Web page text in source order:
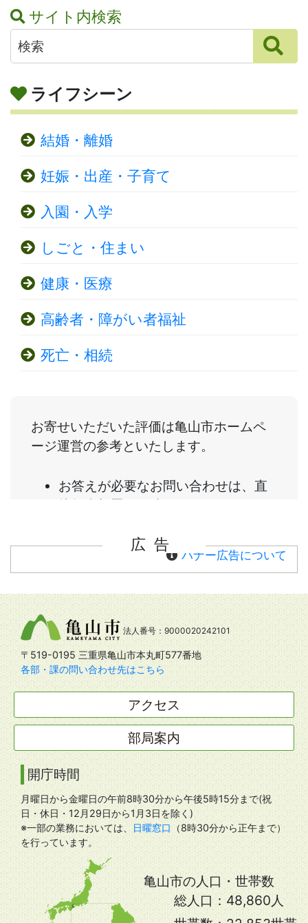
サイト内検索
ライフシーン
結婚・離婚
妊娠・出産・子育て
入園・入学
しごと・住まい
健康・医療
高齢者・障がい者福祉
死亡・相続
広告
バナー広告について
法人番号：9000020242101
〒519-0195 三重県亀山市本丸町577番地
各部・課の問い合わせ先はこちら
アクセス
部局案内
開庁時間
月曜日から金曜日の午前8時30分から午後5時15分まで(祝
日・休日・12月29日から1月3日を除く)
※一部の業務においては、
日曜窓口
（8時30分から正午まで）
を行っています。
亀山市の人口・世帯数
総人口： 48,860人